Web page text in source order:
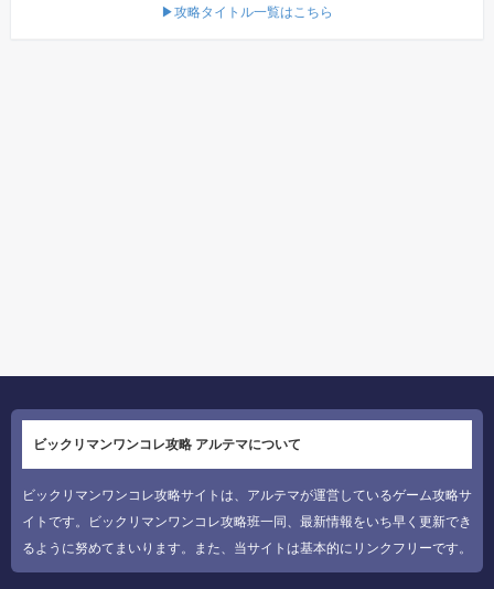
▶攻略タイトル一覧はこちら
ビックリマンワンコレ攻略 アルテマについて
ビックリマンワンコレ攻略サイトは、アルテマが運営しているゲーム攻略サ
イトです。ビックリマンワンコレ攻略班一同、最新情報をいち早く更新でき
るように努めてまいります。また、当サイトは基本的にリンクフリーです。